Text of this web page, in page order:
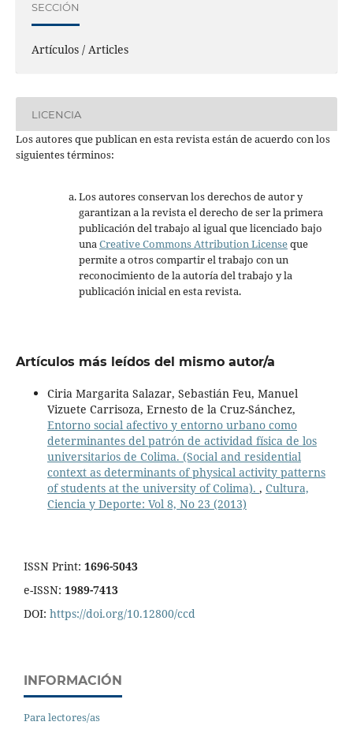
SECCIÓN
Artículos / Articles
LICENCIA
Los autores que publican en esta revista están de acuerdo con los
siguientes términos:
Los autores conservan los derechos de autor y
garantizan a la revista el derecho de ser la primera
publicación del trabajo al igual que licenciado bajo
unaCreative Commons Attribution Licenseque
permite a otros compartir el trabajo con un
reconocimiento de la autoría del trabajo y la
publicación inicial en esta revista.
Artículos más leídos del mismo autor/a
Ciria Margarita Salazar, Sebastián Feu, Manuel
Vizuete Carrisoza, Ernesto de la Cruz-Sánchez,
Entorno social afectivo y entorno urbano como
determinantes del patrón de actividad física de los
universitarios de Colima. (Social and residential
context as determinants of physical activity patterns
of students at the university of Colima). , Cultura,
Ciencia y Deporte: Vol 8, No 23 (2013)
ISSN Print: 1696-5043
e-ISSN: 1989-7413
DOI: https://doi.org/10.12800/ccd
INFORMACIÓN
Para lectores/as